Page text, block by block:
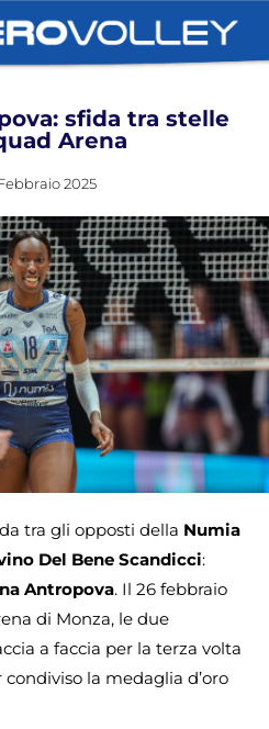
sfida tra stelle
Arena
2025
tra gli opposti della Numia
Del Bene Scandicci:
Antropova. Il 26 febbraio
di Monza, le due
a faccia per la terza volta
la medaglia d’oro